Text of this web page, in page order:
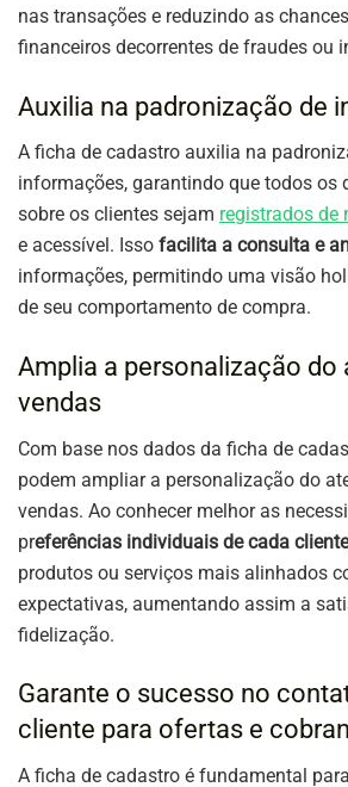
nas transações e reduzindo as
financeiros decorrentes de fraudes ou
Auxilia na padronização de
A ficha de cadastro auxilia na
informações, garantindo que todos os
sobre os clientes sejam registrados de
e acessível. Isso facilita a consulta e
informações, permitindo uma visão
de seu comportamento de compra.
Amplia a personalização do
vendas
Com base nos dados da ficha de
podem ampliar a personalização do
vendas. Ao conhecer melhor as
preferências individuais de cada cliente
produtos ou serviços mais alinhados
expectativas, aumentando assim a
fidelização.
Garante o sucesso no
cliente para ofertas e
A ficha de cadastro é fundamental